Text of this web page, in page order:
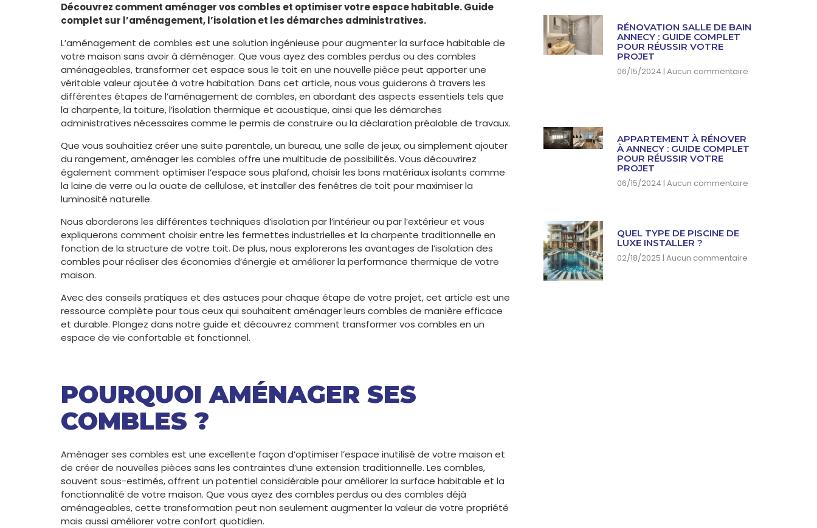
Découvrez comment aménager vos combles et optimiser votre espace habitable. Guide
complet sur l’aménagement, l’isolation et les démarches administratives.
L’aménagement de combles est une solution ingénieuse pour augmenter la surface habitable de
votre maison sans avoir à déménager. Que vous ayez des combles perdus ou des combles
aménageables, transformer cet espace sous le toit en une nouvelle pièce peut apporter une
véritable valeur ajoutée à votre habitation. Dans cet article, nous vous guiderons à travers les
différentes étapes de l’aménagement de combles, en abordant des aspects essentiels tels que
la charpente, la toiture, l’isolation thermique et acoustique, ainsi que les démarches
administratives nécessaires comme le permis de construire ou la déclaration préalable de travaux.
Que vous souhaitiez créer une suite parentale, un bureau, une salle de jeux, ou simplement ajouter
du rangement, aménager les combles offre une multitude de possibilités. Vous découvrirez
également comment optimiser l’espace sous plafond, choisir les bons matériaux isolants comme
la laine de verre ou la ouate de cellulose, et installer des fenêtres de toit pour maximiser la
luminosité naturelle.
Nous aborderons les différentes techniques d’isolation par l’intérieur ou par l’extérieur et vous
expliquerons comment choisir entre les fermettes industrielles et la charpente traditionnelle en
fonction de la structure de votre toit. De plus, nous explorerons les avantages de l’isolation des
combles pour réaliser des économies d’énergie et améliorer la performance thermique de votre
maison.
Avec des conseils pratiques et des astuces pour chaque étape de votre projet, cet article est une
ressource complète pour tous ceux qui souhaitent aménager leurs combles de manière efficace
et durable. Plongez dans notre guide et découvrez comment transformer vos combles en un
espace de vie confortable et fonctionnel.
POURQUOI AMÉNAGER SES
COMBLES ?
Aménager ses combles est une excellente façon d’optimiser l’espace inutilisé de votre maison et
de créer de nouvelles pièces sans les contraintes d’une extension traditionnelle. Les combles,
souvent sous-estimés, offrent un potentiel considérable pour améliorer la surface habitable et la
fonctionnalité de votre maison. Que vous ayez des combles perdus ou des combles déjà
aménageables, cette transformation peut non seulement augmenter la valeur de votre propriété
mais aussi améliorer votre confort quotidien.
RÉNOVATION SALLE DE BAIN
ANNECY : GUIDE COMPLET
POUR RÉUSSIR VOTRE
PROJET
06/15/2024 Aucun commentaire
APPARTEMENT À RÉNOVER
À ANNECY : GUIDE COMPLET
POUR RÉUSSIR VOTRE
PROJET
06/15/2024 Aucun commentaire
QUEL TYPE DE PISCINE DE
LUXE INSTALLER ?
02/18/2025 Aucun commentaire